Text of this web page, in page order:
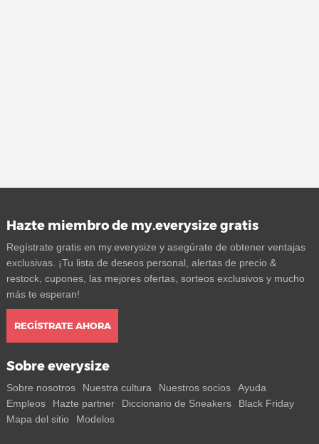
Hazte miembro de my.everysize gratis
Regístrate gratis en my.everysize y asegúrate de obtener ventajas
exclusivas. ¡Tu lista de deseos personal, alertas de precio &
restock, cupones, las mejores ofertas, sorteos exclusivos y mucho
más te esperan!
REGÍSTRATE AHORA
Sobre everysize
Sobre nosotros Nuestra cultura Nuestros socios
Ayuda
Empleos
Hazte partner Diccionario de Sneakers
Black Friday
Mapa del sitio
Modelos